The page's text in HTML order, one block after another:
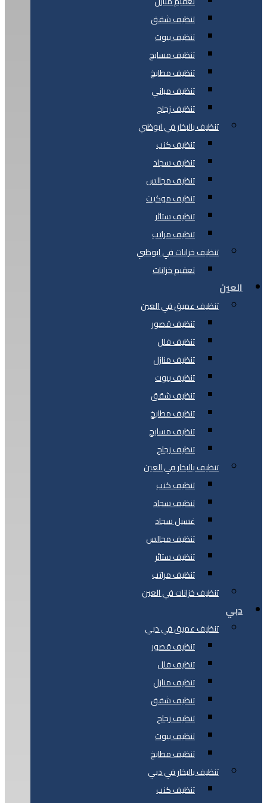
تنظيف شقق
تنظيف بيوت
تنظيف مسابح
تنظيف مطابخ
تنظيف مباني
تنظيف زجاج
تنظيف بالبخار في ابوظبي
تنظيف كنب
تنظيف سجاد
تنظيف مجالس
تنظيف موكيت
تنظيف ستائر
تنظيف مراتب
تنظيف خزانات في ابوظبي
تعقيم خزانات
العين
تنظيف عميق في العين
تنظيف قصور
تنظيف فلل
تنظيف منازل
تنظيف بيوت
تنظيف شقق
تنظيف مطابخ
تنظيف مسابح
تنظيف زجاج
تنظيف بالبخار في العين
تنظيف كنب
تنظيف سجاد
غسيل سجاد
تنظيف مجالس
تنظيف ستائر
تنظيف مراتب
تنظيف خزانات في العين
دبي
تنظيف عميق في دبي
تنظيف قصور
تنظيف فلل
تنظيف منازل
تنظيف شقق
تنظيف زجاج
تنظيف بيوت
تنظيف مطابخ
تنظيف بالبخار في دبي
تنظيف كنب